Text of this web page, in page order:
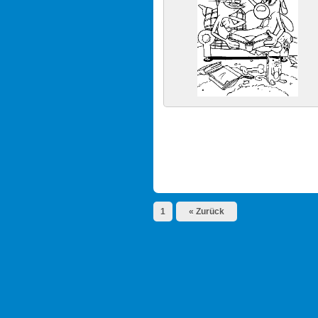
1 « Zurück